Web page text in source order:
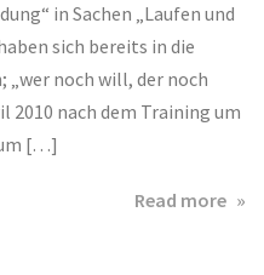
in Sachen „Laufen und
sich bereits in die
noch will, der noch
2010 nach dem Training um
[…]
Read more